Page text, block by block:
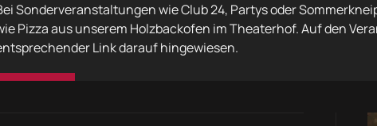
Sonderveranstaltungen wie Club 24, Partys oder
Pizza aus unserem Holzbackofen im Theaterhof. Auf den
Link darauf hingewiesen.